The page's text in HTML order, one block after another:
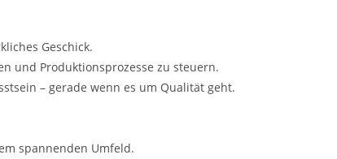
Geschick.
und Produktionsprozesse zu steuern.
– gerade wenn es um Qualität geht.
spannenden Umfeld.